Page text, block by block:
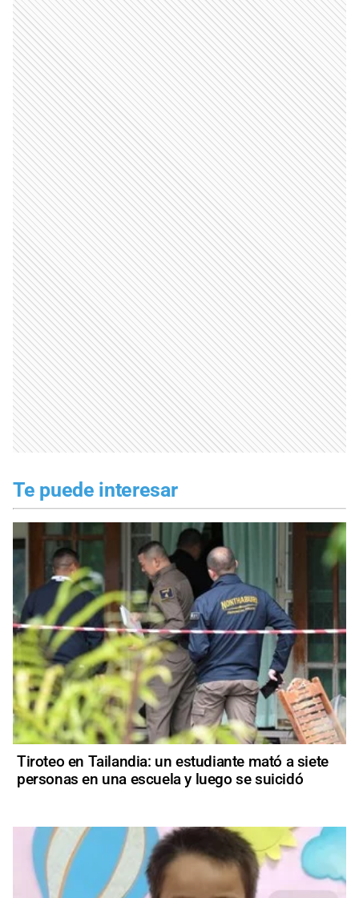
Te puede interesar
Tiroteo en Tailandia: un estudiante mató a siete
personas en una escuela y luego se suicidó